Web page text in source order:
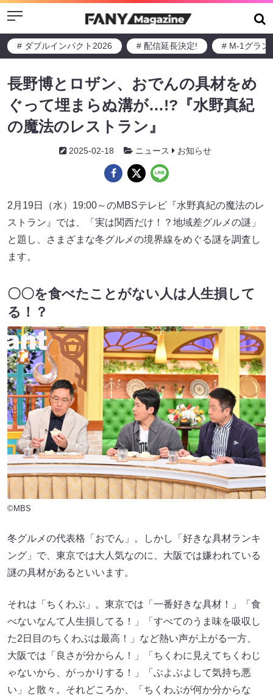
Menu
# ダブルインパクト2026 # 配信延長決定! # M-1グラン
長野博とロザン、おでんの具材をめ
ぐって埋まらぬ溝が…!?『水野真紀
の魔法のレストラン』
2025-02-18 ニュース お知らせ
2月19日（水）19:00～のMBSテレビ『水野真紀の魔法のレ
ストラン』では、「実は関西だけ！？地域差グルメの謎」
と題し、さまざまな冬グルメの境界線をめぐる謎を調査し
ます。
〇〇を食べたことがない人は人生損して
る！？
©MBS
冬グルメの代表格「おでん」。しかし「好きな具材ランキ
ング」で、東京では大人気なのに、大阪では嫌われている
謎の具材があるといいます。
それは「ちくわぶ」。東京では「一番好きな具材！」「食
べないなんて人生損してる！」「すべてのうま味を吸収し
た2日目のちくわぶは最高！」など熱い声が上がる一方、
大阪では「良さが分からん！」「ちくわに見えてちくわじ
ゃないから、がっかりする！」「ぶよぶよして気持ち悪
い」と散々。それどころか、「ちくわぶが何か分からな